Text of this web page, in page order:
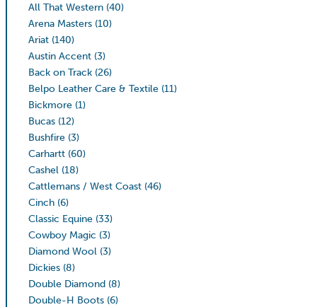
All That Western (40)
Arena Masters (10)
Ariat (140)
Austin Accent (3)
Back on Track (26)
Belpo Leather Care & Textile (11)
Bickmore (1)
Bucas (12)
Bushfire (3)
Carhartt (60)
Cashel (18)
Cattlemans / West Coast (46)
Cinch (6)
Classic Equine (33)
Cowboy Magic (3)
Diamond Wool (3)
Dickies (8)
Double Diamond (8)
Double-H Boots (6)